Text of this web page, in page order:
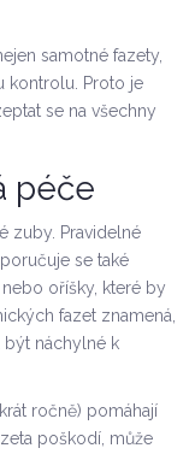
samotné fazety,
kontrolu. Proto je
se na všechny
péče
zuby. Pravidelné
se také
oříšky, které by
fazet znamená,
náchylné k
ročně) pomáhají
poškodí, může